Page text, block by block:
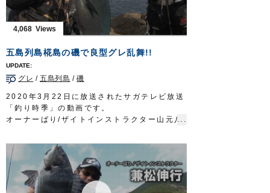
ルアー：シンキングペンシル 95mm
フック：STX-45ZN#5
放送日 2019年10月6日
オーナーばりwebsite
http://www.owner.co.jp
https://youtu.be/cqKj-vwnuyc
■使用フック
ジガーミディアムブルーチェイサー
日 22時30分～22時45分放送
http://lure-us.com/
OWNERMOVIEhttp://ownertv.jp/
オーナーばりwebsite
http://www.owner.co.jp
4,068
五島列島椛島の磯で良型グレ乱舞!!
グレ /五島列島 /磯
2020年3月22日に放送されたサガテレビ放送
「釣り時季」の動画です。
オーナーばり/ザイトインストラクター山元八
口美咲さんが、長崎県五島列島の磯のフカセ
釣りでグレを狙います。
両氏ともコンスタントにグレがヒットし、良
型も釣り上げて椛島の磯を満喫しました。
■取材協力…長崎県五島市/せいわ様